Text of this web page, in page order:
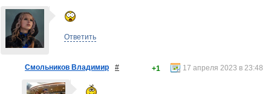
Ответить
Смольников Владимир # 17 апреля 2023 в 23:48
+1